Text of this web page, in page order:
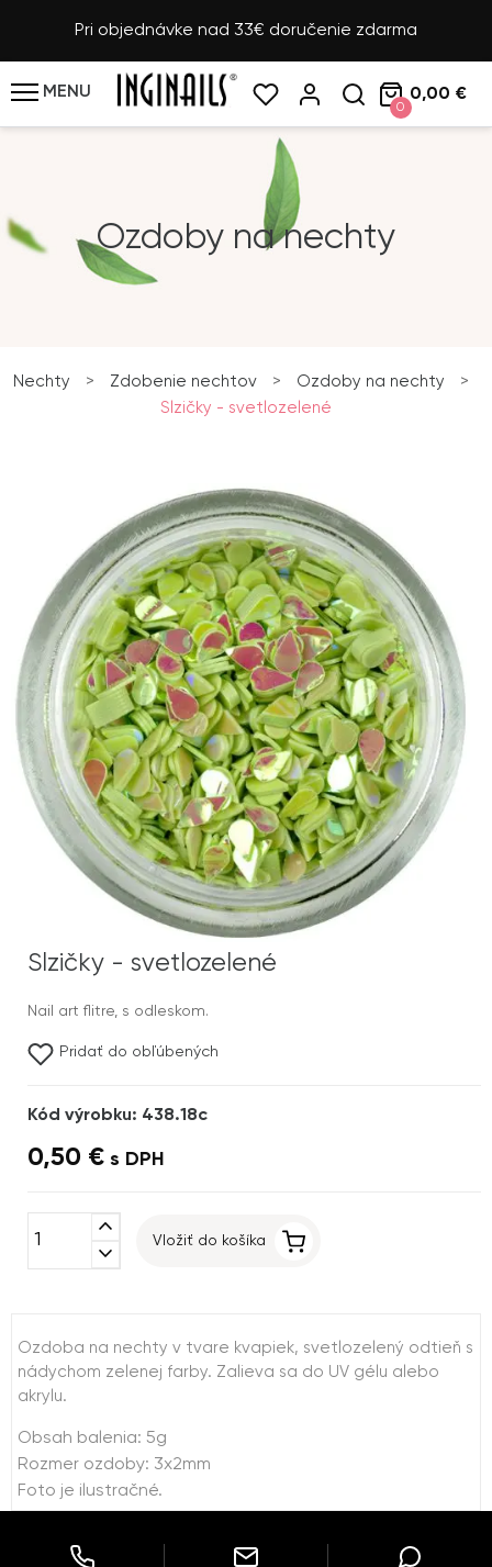
Pri objednávke nad 33€ doručenie zdarma
MENU
0
0,00 €
Ozdoby na nechty
Nechty > Zdobenie nechtov > Ozdoby na nechty
>
Slzičky - svetlozelené
Slzičky - svetlozelené
Nail art flitre, s odleskom.
Pridať do obľúbených
Kód výrobku: 438.18c
0,50 € s DPH
expand_less
expand_more
Vložiť do košíka
Ozdoba na nechty v tvare kvapiek, svetlozelený odtieň s
nádychom zelenej farby. Zalieva sa do UV gélu alebo
akrylu.
Obsah balenia: 5g
Rozmer ozdoby: 3x2mm
Foto je ilustračné.